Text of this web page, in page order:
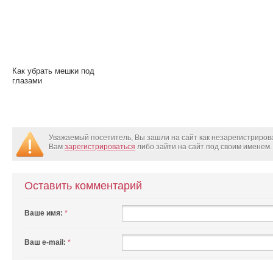
Как убрать мешки под
глазами
Уважаемый посетитель, Вы зашли на сайт как
Вам зарегистрироваться либо зайти на сайт под своим именем.
Оставить комментарий
Ваше имя: *
Ваш e-mail: *